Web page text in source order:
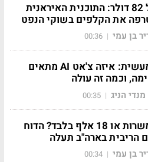
ברנט מעל 82 דולר: התוכנית האיראנית
את הקלפים בשוקי הנפט
בן עמי |
00:36
השוואה מעשית: איזה צ'אט AI מתאים
וכמה זה עולה
מנדי הניג |
00:35
83 אלף משרות או 18 אלף בלבד? הדוח
הריבית בארה"ב תעלה
בן עמי |
00:34